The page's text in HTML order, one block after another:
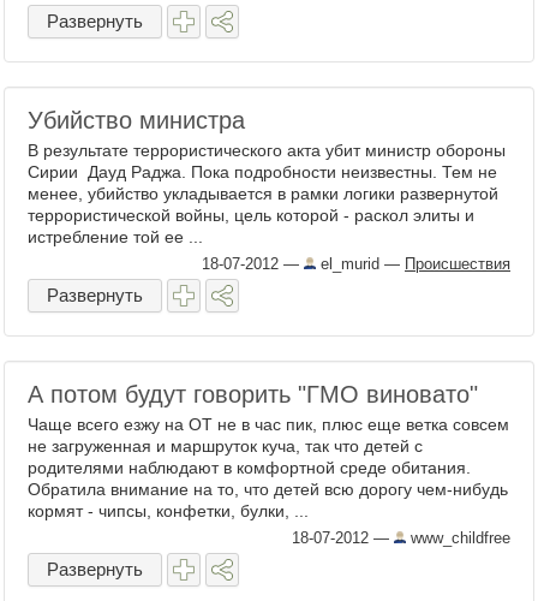
Развернуть
Убийство министра
В результате террористического акта убит министр обороны
Сирии Дауд Раджа. Пока подробности неизвестны. Тем не
менее, убийство укладывается в рамки логики развернутой
террористической войны, цель которой - раскол элиты и
истребление той ее ...
18-07-2012 — el_murid — Происшествия
Развернуть
А потом будут говорить "ГМО виновато"
Чаще всего езжу на ОТ не в час пик, плюс еще ветка совсем
не загруженная и маршруток куча, так что детей с
родителями наблюдают в комфортной среде обитания.
Обратила внимание на то, что детей всю дорогу чем-нибудь
кормят - чипсы, конфетки, булки, ...
18-07-2012 — www_childfree
Развернуть